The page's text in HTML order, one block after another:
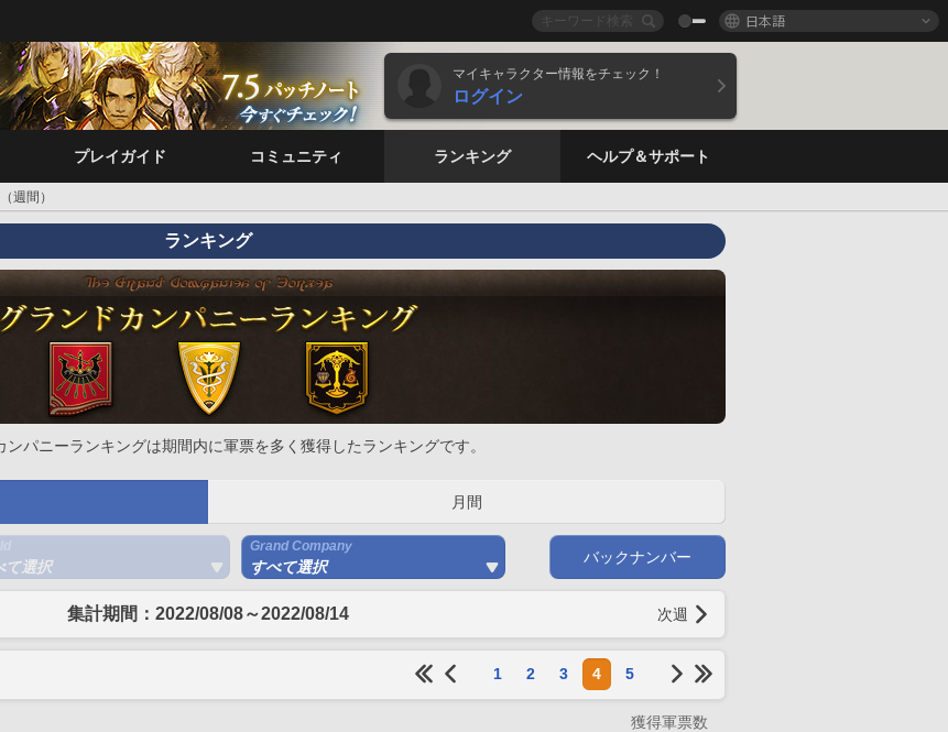
日本語
マイキャラクター情報をチェック！
ログイン
プレイガイド コミュニティ ランキング ヘルプ＆サポート
週間）
ランキング
ンパニーランキングは期間内に軍票を多く獲得したランキングです。
月間
て選択
Grand Company
すべて選択
バックナンバー
集計期間：2022/08/08～2022/08/14 次週
1 2 3 4 5
獲得軍票数